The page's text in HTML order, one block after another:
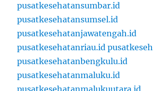
pusatkesehatansumbar.id
pusatkesehatansumsel.id
pusatkesehatanjawatengah.id
pusatkesehatanriau.id
pusatkesehatanbengkulu.id
pusatkesehatanmaluku.id